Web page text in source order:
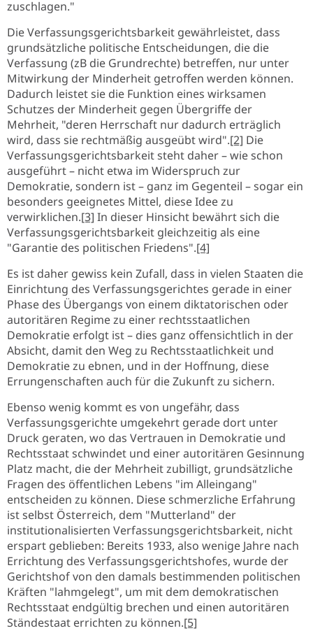
zuschlagen."
Die Verfassungsgerichtsbarkeit gewährleistet, dass
grundsätzliche politische Entscheidungen, die die
Verfassung (zB die Grundrechte) betreffen, nur unter
Mitwirkung der Minderheit getroffen werden können.
Dadurch leistet sie die Funktion eines wirksamen
Schutzes der Minderheit gegen Übergriffe der
Mehrheit, "deren Herrschaft nur dadurch erträglich
wird, dass sie rechtmäßig ausgeübt wird".[2] Die
Verfassungsgerichtsbarkeit steht daher – wie schon
ausgeführt – nicht etwa im Widerspruch zur
Demokratie, sondern ist – ganz im Gegenteil – sogar ein
besonders geeignetes Mittel, diese Idee zu
verwirklichen.[3] In dieser Hinsicht bewährt sich die
Verfassungsgerichtsbarkeit gleichzeitig als eine
"Garantie des politischen Friedens".[4]
Es ist daher gewiss kein Zufall, dass in vielen Staaten die
Einrichtung des Verfassungsgerichtes gerade in einer
Phase des Übergangs von einem diktatorischen oder
autoritären Regime zu einer rechtsstaatlichen
Demokratie erfolgt ist – dies ganz offensichtlich in der
Absicht, damit den Weg zu Rechtsstaatlichkeit und
Demokratie zu ebnen, und in der Hoffnung, diese
Errungenschaften auch für die Zukunft zu sichern.
Ebenso wenig kommt es von ungefähr, dass
Verfassungsgerichte umgekehrt gerade dort unter
Druck geraten, wo das Vertrauen in Demokratie und
Rechtsstaat schwindet und einer autoritären Gesinnung
Platz macht, die der Mehrheit zubilligt, grundsätzliche
Fragen des öffentlichen Lebens "im Alleingang"
entscheiden zu können. Diese schmerzliche Erfahrung
ist selbst Österreich, dem "Mutterland" der
institutionalisierten Verfassungs­gerichtsbarkeit, nicht
erspart geblieben: Bereits 1933, also wenige Jahre nach
Errichtung des Verfassungsgerichtshofes, wurde der
Gerichtshof von den damals bestimmenden politischen
Kräften "lahmgelegt", um mit dem demokratischen
Rechtsstaat endgültig brechen und einen autoritären
Ständestaat errichten zu können.[5]